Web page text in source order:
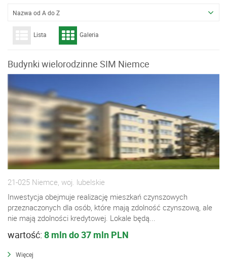
Nazwa od A do Z
Lista Galeria
Budynki wielorodzinne SIM Niemce
21-025 Niemce, woj. lubelskie
Inwestycja obejmuje realizację mieszkań czynszowych
przeznaczonych dla osób, które mają zdolność czynszową, ale
nie mają zdolności kredytowej. Lokale będą...
wartość: 8 mln do 37 mln PLN
Więcej